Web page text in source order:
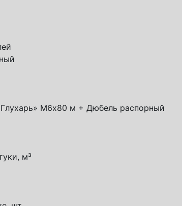
М6х80 м + Дюбель распорный
м³